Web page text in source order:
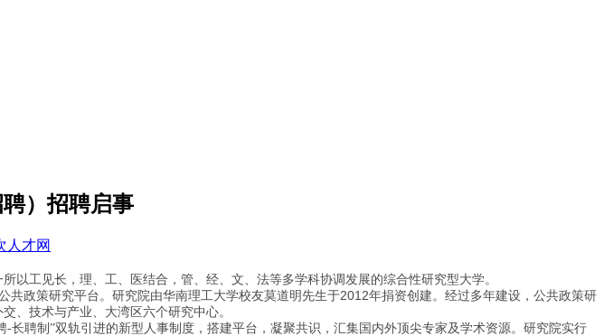
）招聘启事
人才网
工见长，理、工、医结合，管、经、文、法等多学科协调发展的综合性研究型大学。
共政策研究平台。研究院由华南理工大学校友莫道明先生于2012年捐资创建。经过多年建设，公共政策研
、技术与产业、大湾区六个研究中心。
-长聘制”双轨引进的新型人事制度，搭建平台，凝聚共识，汇集国内外顶尖专家及学术资源。研究院实行